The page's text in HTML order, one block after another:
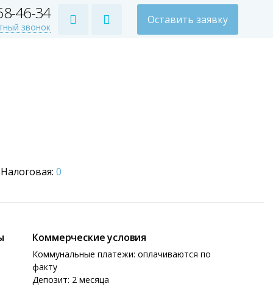
46-34
звонок
Оставить заявку
Налоговая: 0
Коммерческие условия
Коммунальные платежи: оплачиваются по
факту
Депозит: 2 месяца